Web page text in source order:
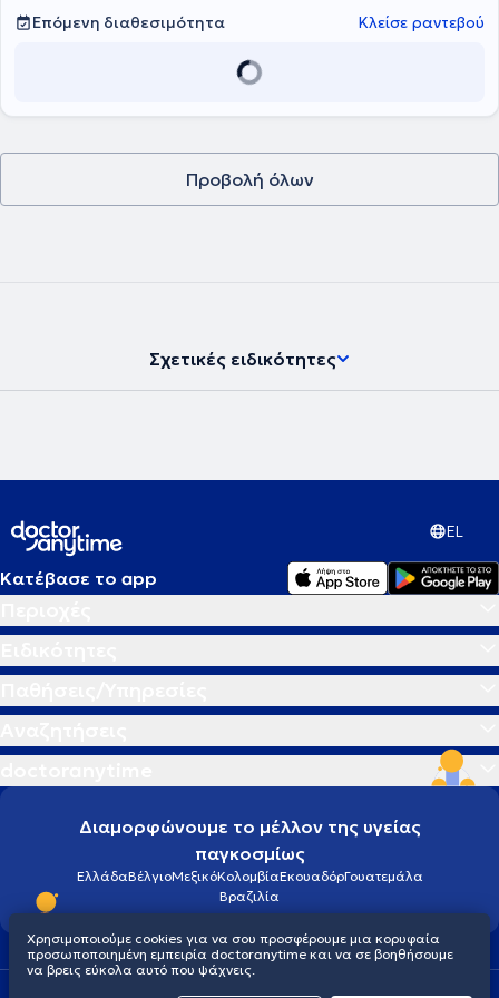
Επόμενη διαθεσιμότητα
Κλείσε ραντεβού
Προβολή όλων
Σχετικές ειδικότητες
EL
Κατέβασε το app
Διαμορφώνουμε το μέλλον της υγείας
παγκοσμίως
ΕλλάδαΒέλγιοΜεξικόΚολομβίαΕκουαδόρΓουατεμάλα
Βραζιλία
Πολιτική προστασίας προσωπικού απορρήτου
Χρησιμοποιούμε cookies για να σου προσφέρουμε μια κορυφαία
προσωποποιημένη εμπειρία doctoranytime και να σε βοηθήσουμε
να βρεις εύκολα αυτό που ψάχνεις.